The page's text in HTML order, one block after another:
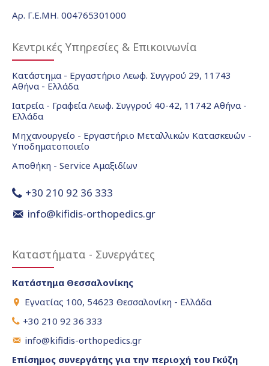
Αρ. Γ.Ε.ΜΗ. 004765301000
Κεντρικές Υπηρεσίες & Επικοινωνία
Κατάστημα - Εργαστήριο Λεωφ. Συγγρού 29, 11743
Αθήνα - Ελλάδα
Ιατρεία - Γραφεία Λεωφ. Συγγρού 40-42, 11742 Αθήνα -
Ελλάδα
Μηχανουργείο - Εργαστήριο Μεταλλικών Κατασκευών -
Υποδηματοποιείο
Αποθήκη - Service Αμαξιδίων
+30 210 92 36 333
info@kifidis-orthopedics.gr
Καταστήματα - Συνεργάτες
Κατάστημα Θεσσαλονίκης
Εγνατίας 100, 54623 Θεσσαλονίκη - Ελλάδα
+30 210 92 36 333
info@kifidis-orthopedics.gr
Επίσημος συνεργάτης για την περιοχή του Γκύζη